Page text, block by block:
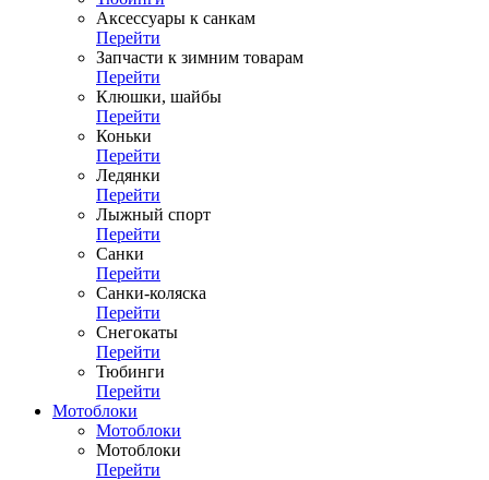
Аксессуары к санкам
Перейти
Запчасти к зимним товарам
Перейти
Клюшки, шайбы
Перейти
Коньки
Перейти
Ледянки
Перейти
Лыжный спорт
Перейти
Санки
Перейти
Санки-коляска
Перейти
Снегокаты
Перейти
Тюбинги
Перейти
Мотоблоки
Мотоблоки
Мотоблоки
Перейти